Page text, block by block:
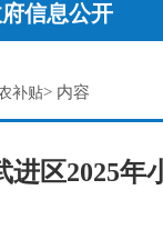
信息公开
补贴> 内容
进区2025年